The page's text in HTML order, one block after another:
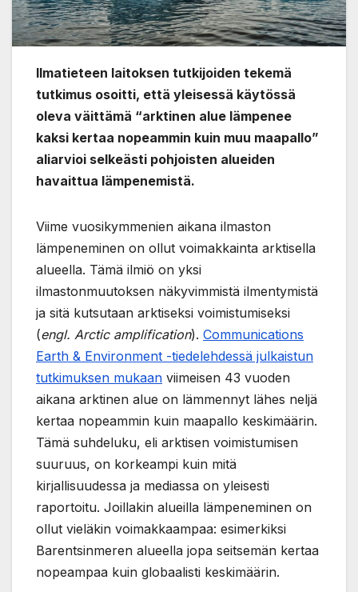
Ilmatieteen laitoksen tutkijoiden tekemä
tutkimus osoitti, että yleisessä käytössä
oleva väittämä “arktinen alue lämpenee
kaksi kertaa nopeammin kuin muu maapallo”
aliarvioi selkeästi pohjoisten alueiden
havaittua lämpenemistä.
Viime vuosikymmenien aikana ilmaston
lämpeneminen on ollut voimakkainta arktisella
alueella. Tämä ilmiö on yksi
ilmastonmuutoksen näkyvimmistä ilmentymistä
ja sitä kutsutaan arktiseksi voimistumiseksi
(engl. Arctic amplification). Communications
Earth & Environment -tiedelehdessä julkaistun
tutkimuksen mukaan viimeisen 43 vuoden
aikana arktinen alue on lämmennyt lähes neljä
kertaa nopeammin kuin maapallo keskimäärin.
Tämä suhdeluku, eli arktisen voimistumisen
suuruus, on korkeampi kuin mitä
kirjallisuudessa ja mediassa on yleisesti
raportoitu. Joillakin alueilla lämpeneminen on
ollut vieläkin voimakkaampaa: esimerkiksi
Barentsinmeren alueella jopa seitsemän kertaa
nopeampaa kuin globaalisti keskimäärin.